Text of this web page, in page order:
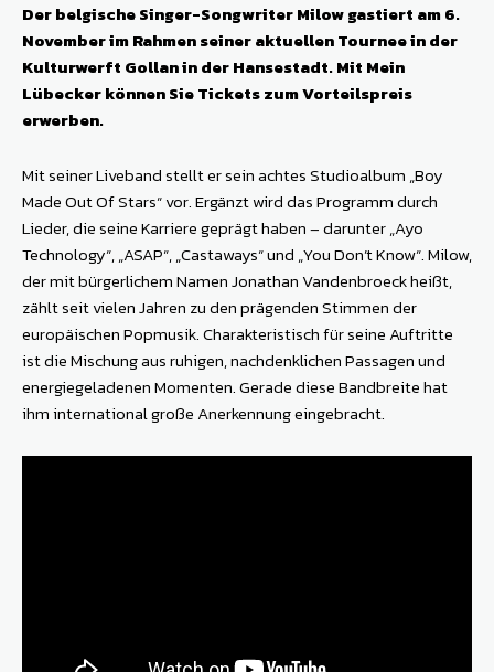
Der belgische Singer-Songwriter Milow gastiert am 6.
November im Rahmen seiner aktuellen Tournee in der
Kulturwerft Gollan in der Hansestadt. Mit Mein
Lübecker können Sie Tickets zum Vorteilspreis
erwerben.
Mit seiner Liveband stellt er sein achtes Studioalbum „Boy
Made Out Of Stars“ vor. Ergänzt wird das Programm durch
Lieder, die seine Karriere geprägt haben – darunter „Ayo
Technology“, „ASAP“, „Castaways“ und „You Don’t Know“. Milow,
der mit bürgerlichem Namen Jonathan Vandenbroeck heißt,
zählt seit vielen Jahren zu den prägenden Stimmen der
europäischen Popmusik. Charakteristisch für seine Auftritte
ist die Mischung aus ruhigen, nachdenklichen Passagen und
energiegeladenen Momenten. Gerade diese Bandbreite hat
ihm international große Anerkennung eingebracht.